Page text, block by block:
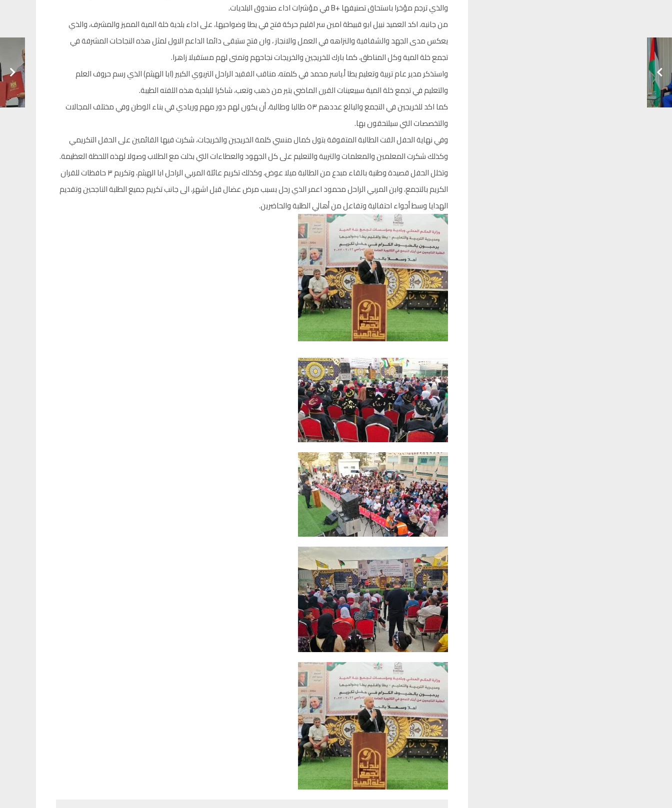
والذي ترجم مؤخرا باستحاق تصنيفها +B في مؤشرات اداء صندوق البلديات.
من جانبه، اكد العميد نبيل ابو قبيطة امين سر اقليم حركة فتح في يطا وضواحيها، على اداء بلدية خلة المية المميز والمشرف، والذي
يعكس مدى الجهد والشفافية والنزاهه في العمل والانجاز ، وان فتح ستبقى دائما الداعم الاول لمثل هذه النجاحات المشرفة في
تجمع خلة المية وكل المناطق، كما بارك للخريجين والخريجات نجاحهم وتمنى لهم مستقبلا زاهرا.
واستذكر مدير عام تربية وتعليم يطا أ.ياسر محمد في كلمته، مناقب الفقيد الراحل التربوي الكبير (ابا الهيثم) الذي رسم حروف العلم
والتعليم في تجمع خلة المية سبيعينات القرن الماضي بتبر من ذهب وتعب، شاكرا للبلدية هذه اللفته الطيبة.
كما اكد للخريجين في التجمع والبالغ عددهم ٥٣ طالبا وطالبة، أن يكون لهم دور مهم وريادي في بناء الوطن وفي مختلف المجالات
والتخصصات التي سيلتحقون بها.
وفي نهاية الحفل القت الطالبة المتفوقة بتول كمال منسي كلمة الخريجين والخريجات، شكرت فيها القائمين على الحفل التكريمي
وكذلك شكرت المعلمين والمعلمات والتربية والتعليم على كل الجهود والعطاءات التي بذلت مع الطلاب وصولا لهذه اللحظة العظيمة.
وتخلل الحفل قصيدة وطنية بالقاء مبدع من الطالبة ميلا عوض، وكذلك تكريم عائلة المربي الراحل ابا الهيثم، وتكريم ٣ حافظات للقران
الكريم بالتجمع، وابن المربي الراحل محمود اعمر الذي رحل بسبب مرض عضال قبل اشهر، الى جانب تكريم جميع الطلبة الناجحين وتقديم
الهدايا وسط أجواء احتفالية وتفاعل من أهالي الطلبة والحاضرين.